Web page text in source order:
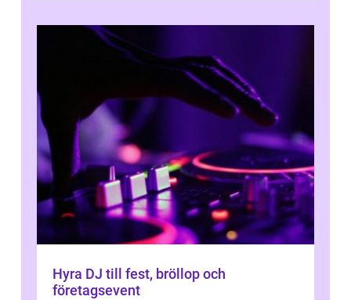
Hyra DJ till fest, bröllop och
företagsevent